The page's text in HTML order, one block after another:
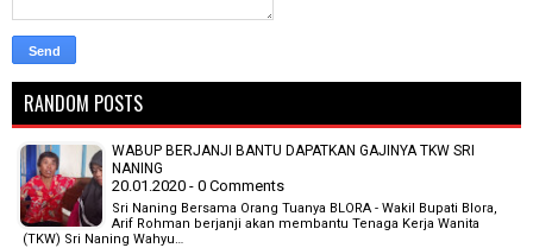
RANDOM POSTS
WABUP BERJANJI BANTU DAPATKAN GAJINYA TKW SRI
NANING
20.01.2020 - 0 Comments
Sri Naning Bersama Orang Tuanya BLORA - Wakil Bupati Blora,
Arif Rohman berjanji akan membantu Tenaga Kerja Wanita
(TKW) Sri Naning Wahyu…